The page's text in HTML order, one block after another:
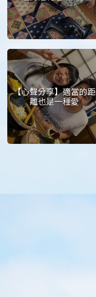
【心聲分享】適當的距
離也是一種愛